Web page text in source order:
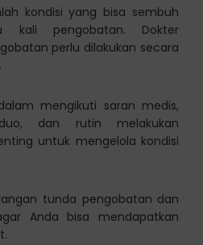
kondisi yang bisa sembuh
kali pengobatan. Dokter
perlu dilakukan secara
mengikuti saran medis,
dan rutin melakukan
untuk mengelola kondisi
tunda pengobatan dan
Anda bisa mendapatkan